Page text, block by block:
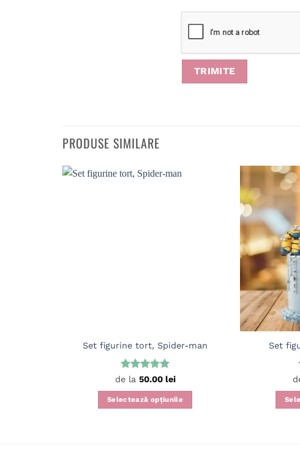
PRODUSE SIMILARE
Set figurine tort, Spider-man
Evaluat la
de la 50.00 lei
Selectează opțiunile
Set